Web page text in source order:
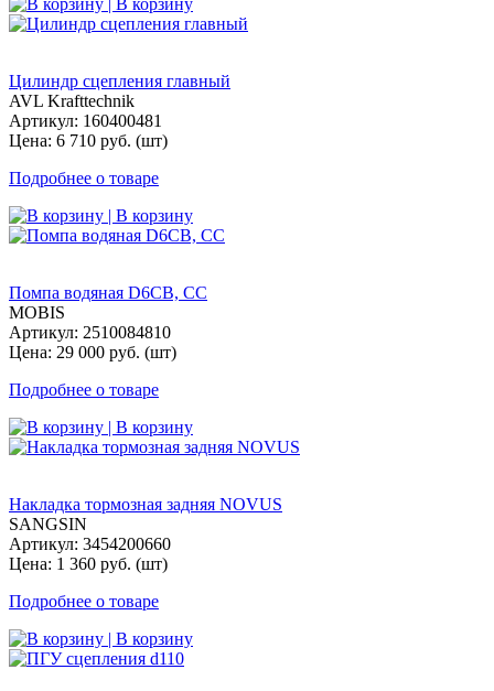
Цилиндр сцепления главный
AVL Krafttechnik
Артикул: 160400481
Цена: 6 710 руб. (шт)
Подробнее о товаре
| В корзину
Помпа водяная D6CB, СС
MOBIS
Артикул: 2510084810
Цена: 29 000 руб. (шт)
Подробнее о товаре
| В корзину
Накладка тормозная задняя NOVUS
SANGSIN
Артикул: 3454200660
Цена: 1 360 руб. (шт)
Подробнее о товаре
| В корзину